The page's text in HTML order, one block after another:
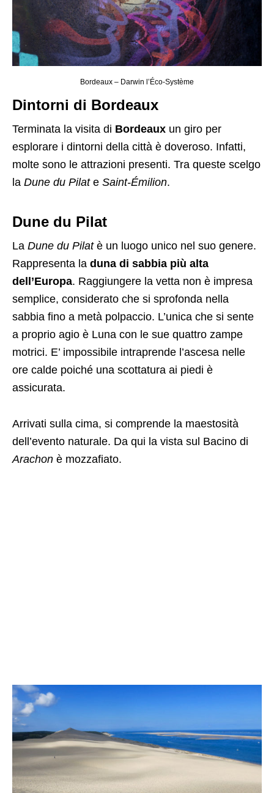
Bordeaux – Darwin l’Éco-Système
Dintorni di Bordeaux
Terminata la visita di Bordeaux un giro per
esplorare i dintorni della città è doveroso. Infatti,
molte sono le attrazioni presenti. Tra queste scelgo
la Dune du Pilate Saint-Émilion.
Dune du Pilat
La Dune du Pilatè un luogo unico nel suo genere.
Rappresenta la duna di sabbia più alta
dell’Europa. Raggiungere la vetta non è impresa
semplice, considerato che si sprofonda nella
sabbia fino a metà polpaccio. L’unica che si sente
a proprio agio è Luna con le sue quattro zampe
motrici. E’ impossibile intraprende l’ascesa nelle
ore calde poiché una scottatura ai piedi è
assicurata.
Arrivati sulla cima, si comprende la maestosità
dell’evento naturale. Da qui la vista sul Bacino di
Arachon è mozzafiato.